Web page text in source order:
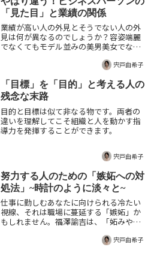
「見た目」と業績の関係
業績が高い人の外見とそうでない人の外
見は何が異なるのでしょうか？容姿端麗
でなくてもモデル並みの美男美女でなく
宍戸由希子
「目標」を「目的」と考える人の
残念な末路
目的と目標は似て非なる物です。両者の
違いを理解してこそ組織と人を動かす指
導力を発揮することができます。
宍戸由希子
努力する人のための「嫉妬への対
処法」~時計のように淡々と~
仕事に勤しむあなたに向けられる冷たい
視線、それは職場に蔓延する「嫉妬」か
もしれません。福澤諭吉は、「妬みや嫉
と言いました。故なく妬まれ冷遇されて
宍戸由希子